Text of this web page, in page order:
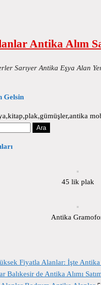
Antika Alım
Sarıyer Antika Eşya Alan
Gelsin
45 lik plak
Antika
Fiyatla Alanlar: İşte
Balıkesir de Antika Alımı